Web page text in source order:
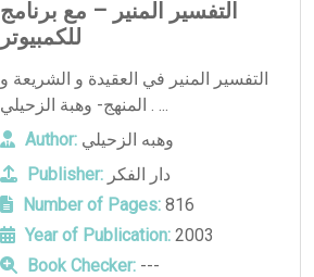
التفسير المنير – مع برنامج
للكمبيوتر
التفسير المنير في العقيدة و الشريعة و
المنهج- وهبة الزحيلي . ...
Author: وهبه الزحيلي
Publisher: دار الفكر
Number of Pages:816
Year of Publication:2003
Book Checker:---